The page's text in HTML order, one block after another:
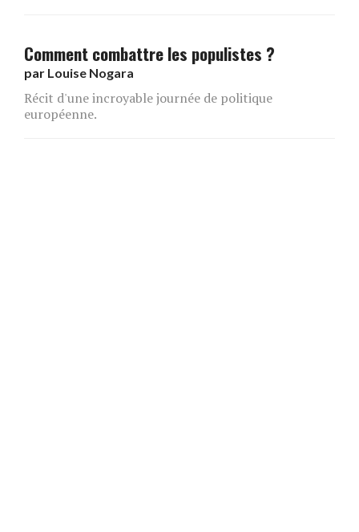
Comment combattre les populistes ?
par Louise Nogara
Récit d'une incroyable journée de politique
européenne.